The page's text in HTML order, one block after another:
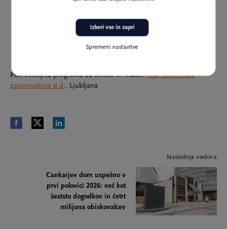
Pokroviteljica programa za otroke in mlade:Vita, življenjska
zavarovalnica d.d., Ljubljana
Naslednja vsebina
Cankarjev dom uspešno v
prvi polovici 2026: več kot
šeststo dogodkov in četrt
milijona obiskovalcev
Spremeni nastavitve
Izberi vse in zapri